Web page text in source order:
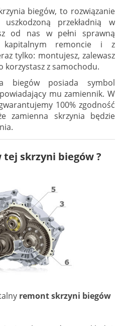
biegów, to rozwiązanie
przekładnią w
od nas w pełni sprawną
remoncie i z
tylko: montujesz, zalewasz
korzystasz z samochodu.
biegów posiada symbol
mu zamiennik. W
100% zgodność
zamienna skrzynia będzie
tej skrzyni biegów ?
remont skrzyni biegów